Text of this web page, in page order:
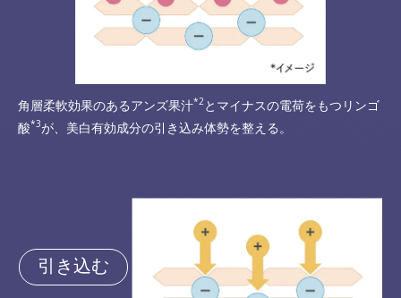
角層柔軟効果のあるアンズ果汁*2 とマイナスの電荷をもつリンゴ
酸*3が、美白有効成分の引き込み体勢を整える。
引き込む